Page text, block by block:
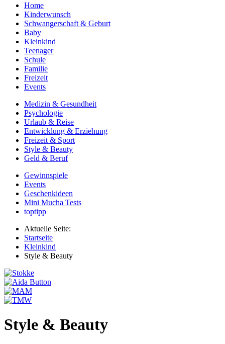
Home
Kinderwunsch
Schwangerschaft & Geburt
Baby
Kleinkind
Teenager
Schule
Familie
Freizeit
Events
Medizin & Gesundheit
Psychologie
Urlaub & Reise
Entwicklung & Erziehung
Freizeit & Sport
Style & Beauty
Geld & Beruf
Gewinnspiele
Events
Geschenkideen
Mini Mucha Tests
toptipp
Aktuelle Seite:
Startseite
Kleinkind
Style & Beauty
Style & Beauty